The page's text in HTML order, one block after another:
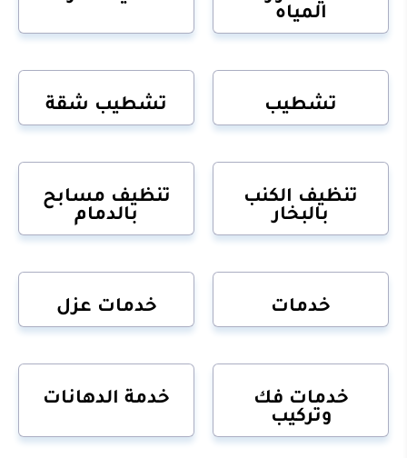
المياه
تشطيب تشطيب شقة
تنظيف الكنب
بالبخار
تنظيف مسابح
بالدمام
خدمات خدمات عزل
خدمات فك
وتركيب
خدمة الدهانات